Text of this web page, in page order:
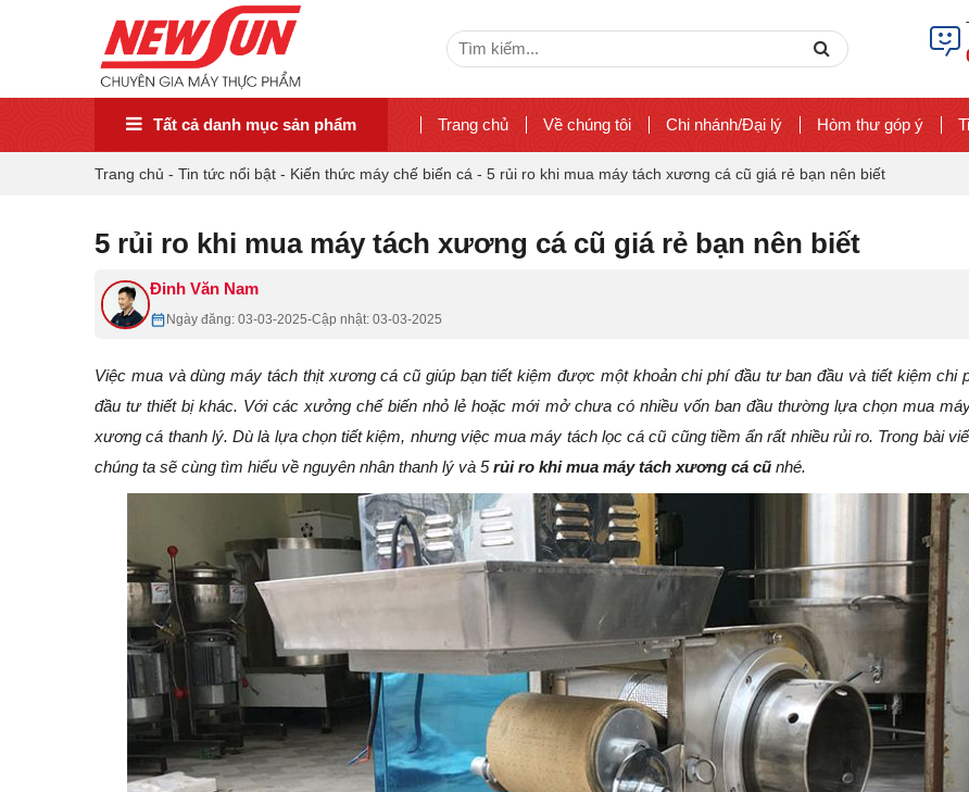
Search
Search
Tất cả danh mục sản phẩm Trang chủ Về chúng tôi Chi nhánh/Đại lý Hòm thư góp ý
Trang chủ - Tin tức nổi bật - Kiến thức máy chế biến cá - 5 rủi ro khi mua máy tách xương cá cũ giá rẻ bạn nên biết
5 rủi ro khi mua máy tách xương cá cũ giá rẻ bạn nên biết
Đinh Văn Nam
Ngày đăng: 03-03-2025-Cập nhật: 03-03-2025
Việc mua và dùng máy tách thịt xương cá cũ giúp bạn tiết kiệm được một khoản chi phí đầu tư ban đầu và tiết kiệm chi
đầu tư thiết bị khác. Với các xưởng chế biến nhỏ lẻ hoặc mới mở chưa có nhiều vốn ban đầu thường lựa chọn mua
xương cá thanh lý. Dù là lựa chọn tiết kiệm, nhưng việc mua máy tách lọc cá cũ cũng tiềm ẩn rất nhiều rủi ro. Trong bài
chúng ta sẽ cùng tìm hiểu về nguyên nhân thanh lý và 5rủi ro khi mua máy tách xương cá cũ nhé.